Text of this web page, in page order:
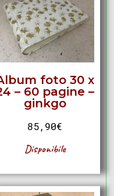
foto 30 x
– 60 pagine –
ginkgo
85,90€
Disponibile